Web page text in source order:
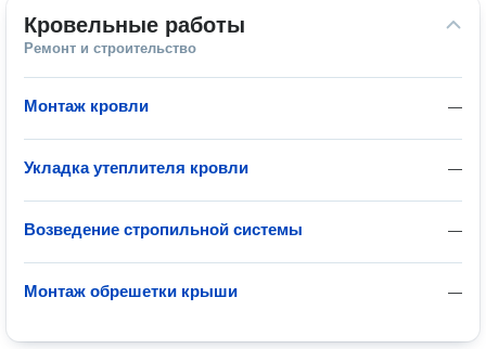
Кровельные работы
Ремонт и строительство
—
Монтаж кровли
—
Укладка утеплителя кровли
—
Возведение стропильной системы
—
Монтаж обрешетки крыши